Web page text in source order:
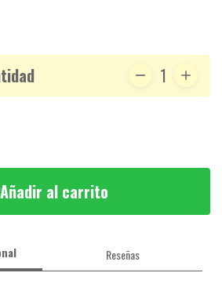
1
Añadir al carrito
Reseñas